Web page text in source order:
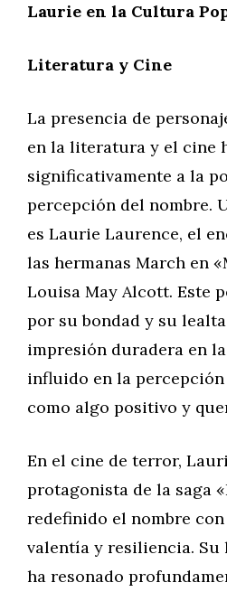
Laurie en la Cultura
Literatura y Cine
La presencia de
en la literatura y el cine
significativamente a la
percepción del nombre.
es Laurie Laurence, el
las hermanas March en
Louisa May Alcott. Este
por su bondad y su
impresión duradera en
influido en la
como algo positivo y
En el cine de terror,
protagonista de la saga
redefinido el nombre
valentía y resiliencia.
ha resonado